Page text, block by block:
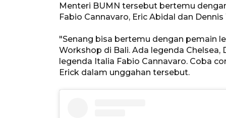
Menteri BUMN tersebut bertemu
Fabio Cannavaro, Eric Abidal dan Dennis
"Senang bisa bertemu dengan pemain
Workshop di Bali. Ada legenda Chelsea,
legenda Italia Fabio Cannavaro. Coba
Erick dalam unggahan tersebut.